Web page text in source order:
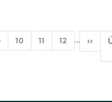
Página
10 Página
11 Página
12 … ››